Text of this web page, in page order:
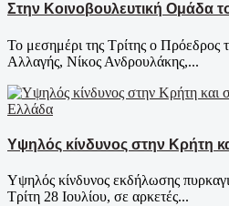
Στην Κοινοβουλευτική Ομάδα
Το μεσημέρι της Τρίτης ο
Αλλαγής, Νίκος Ανδρουλάκης,...
Ελλάδα
Υψηλός κίνδυνος στην Κρήτη
Υψηλός κίνδυνος εκδήλωσης
Τρίτη 28 Ιουλίου, σε αρκετές...